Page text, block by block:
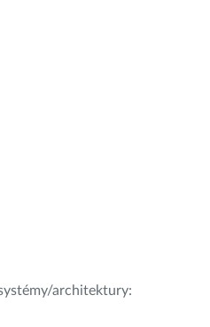
architektury: